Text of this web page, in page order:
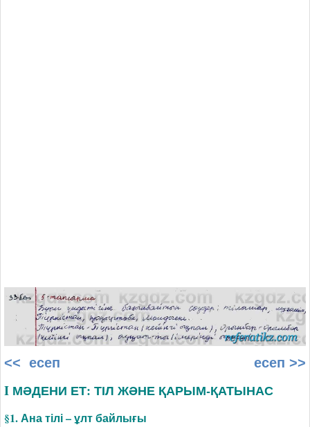
<< есеп есеп >>
I МӘДЕНИ ЕТ: ТІЛ ЖӘНЕ ҚАРЫМ-ҚАТЫНАС
§1. Ана тілі – ұлт байлығы